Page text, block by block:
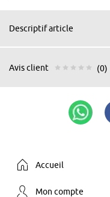
Descriptif article
Avis client (0)
Accueil
Mon compte